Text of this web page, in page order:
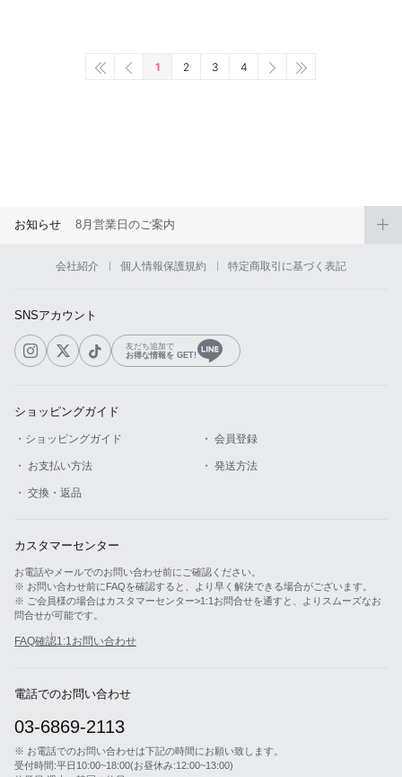
1 2 3 4
お知らせ 8月営業日のご案内
会社紹介 個人情報保護規約 特定商取引に基づく表記
SNSアカウント
友だち追加で
お得な情報を GET!
ショッピングガイド
・ショッピングガイド ・ 会員登録
・ お支払い方法 ・ 発送方法
・ 交換・返品
カスタマーセンター
お電話やメールでのお問い合わせ前にご確認ください。
※ お問い合わせ前にFAQを確認すると、より早く解決できる場合がございます。
※ ご会員様の場合はカスタマーセンター>1:1お問合せを通すと、よりスムーズなお
問合せが可能です。
FAQ確認1:1お問い合わせ
電話でのお問い合わせ
03-6869-2113
※ お電話でのお問い合わせは下記の時間にお願い致します。
受付時間:平日10:00~18:00(お昼休み:12:00~13:00)